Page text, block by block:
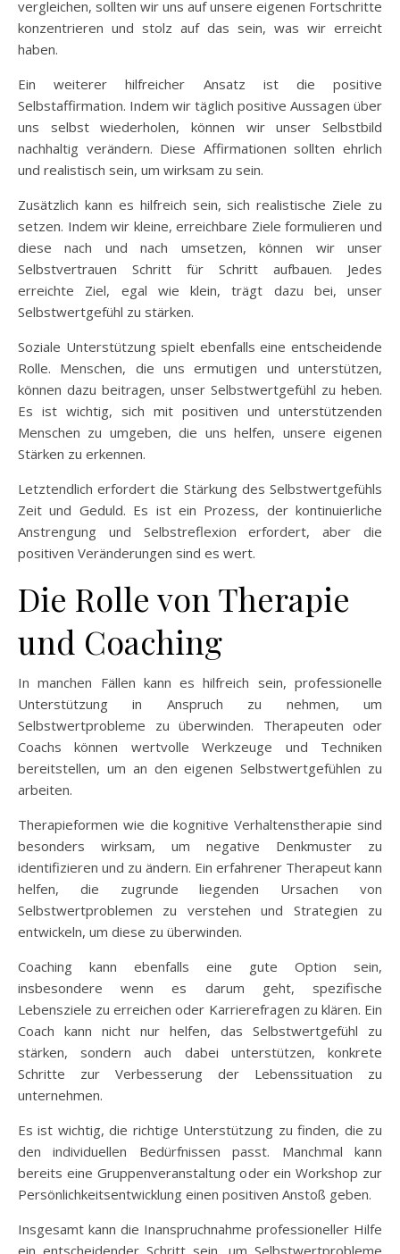
vergleichen, sollten wir uns auf unsere eigenen Fortschritte
konzentrieren und stolz auf das sein, was wir erreicht
haben.
Ein weiterer hilfreicher Ansatz ist die positive
Selbstaffirmation. Indem wir täglich positive Aussagen über
uns selbst wiederholen, können wir unser Selbstbild
nachhaltig verändern. Diese Affirmationen sollten ehrlich
und realistisch sein, um wirksam zu sein.
Zusätzlich kann es hilfreich sein, sich realistische Ziele zu
setzen. Indem wir kleine, erreichbare Ziele formulieren und
diese nach und nach umsetzen, können wir unser
Selbstvertrauen Schritt für Schritt aufbauen. Jedes
erreichte Ziel, egal wie klein, trägt dazu bei, unser
Selbstwertgefühl zu stärken.
Soziale Unterstützung spielt ebenfalls eine entscheidende
Rolle. Menschen, die uns ermutigen und unterstützen,
können dazu beitragen, unser Selbstwertgefühl zu heben.
Es ist wichtig, sich mit positiven und unterstützenden
Menschen zu umgeben, die uns helfen, unsere eigenen
Stärken zu erkennen.
Letztendlich erfordert die Stärkung des Selbstwertgefühls
Zeit und Geduld. Es ist ein Prozess, der kontinuierliche
Anstrengung und Selbstreflexion erfordert, aber die
positiven Veränderungen sind es wert.
Die Rolle von Therapie
und Coaching
In manchen Fällen kann es hilfreich sein, professionelle
Unterstützung in Anspruch zu nehmen, um
Selbstwertprobleme zu überwinden. Therapeuten oder
Coachs können wertvolle Werkzeuge und Techniken
bereitstellen, um an den eigenen Selbstwertgefühlen zu
arbeiten.
Therapieformen wie die kognitive Verhaltenstherapie sind
besonders wirksam, um negative Denkmuster zu
identifizieren und zu ändern. Ein erfahrener Therapeut kann
helfen, die zugrunde liegenden Ursachen von
Selbstwertproblemen zu verstehen und Strategien zu
entwickeln, um diese zu überwinden.
Coaching kann ebenfalls eine gute Option sein,
insbesondere wenn es darum geht, spezifische
Lebensziele zu erreichen oder Karrierefragen zu klären. Ein
Coach kann nicht nur helfen, das Selbstwertgefühl zu
stärken, sondern auch dabei unterstützen, konkrete
Schritte zur Verbesserung der Lebenssituation zu
unternehmen.
Es ist wichtig, die richtige Unterstützung zu finden, die zu
den individuellen Bedürfnissen passt. Manchmal kann
bereits eine Gruppenveranstaltung oder ein Workshop zur
Persönlichkeitsentwicklung einen positiven Anstoß geben.
Insgesamt kann die Inanspruchnahme professioneller Hilfe
ein entscheidender Schritt sein, um Selbstwertprobleme